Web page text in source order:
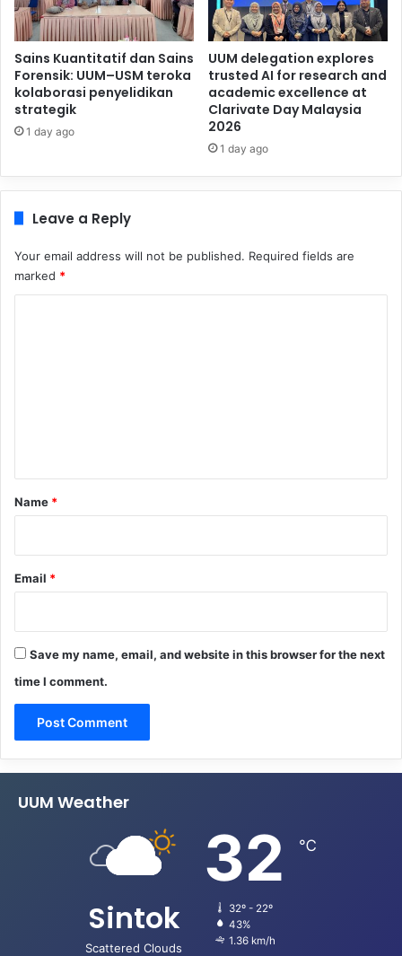
Sains Kuantitatif dan Sains
Forensik: UUM–USM teroka
kolaborasi penyelidikan
strategik
1 day ago
UUM delegation explores
trusted AI for research and
academic excellence at
Clarivate Day Malaysia
2026
1 day ago
Leave a Reply
Your email address will not be published. Required fields are
marked *
*
Name *
Email *
Save my name, email, and website in this browser for the next
time I comment.
UUM Weather
Sintok
Scattered Clouds
32 ℃
32º - 22º
43%
1.36 km/h